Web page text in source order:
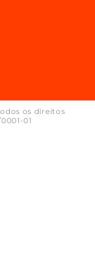
os direitos
01